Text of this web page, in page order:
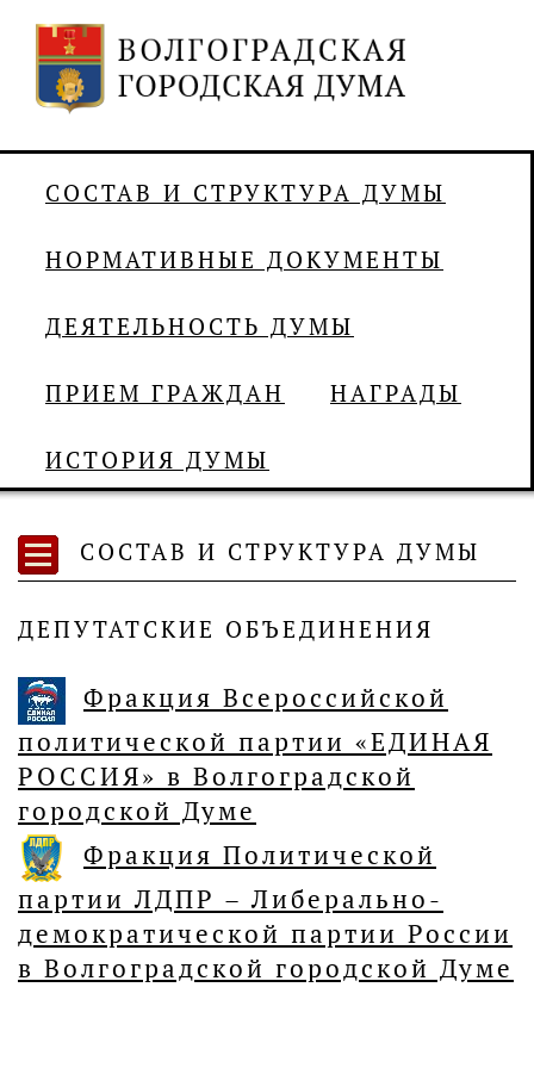
СОСТАВ И СТРУКТУРА ДУМЫ
НОРМАТИВНЫЕ ДОКУМЕНТЫ
ДЕЯТЕЛЬНОСТЬ ДУМЫ
ПРИЕМ ГРАЖДАН НАГРАДЫ
ИСТОРИЯ ДУМЫ
СОСТАВ И СТРУКТУРА ДУМЫ
ДЕПУТАТСКИЕ ОБЪЕДИНЕНИЯ
Фракция Всероссийской
политической партии «ЕДИНАЯ
РОССИЯ» в Волгоградской
городской Думе
Фракция Политической
партии ЛДПР – Либерально-
демократической партии России
в Волгоградской городской Думе